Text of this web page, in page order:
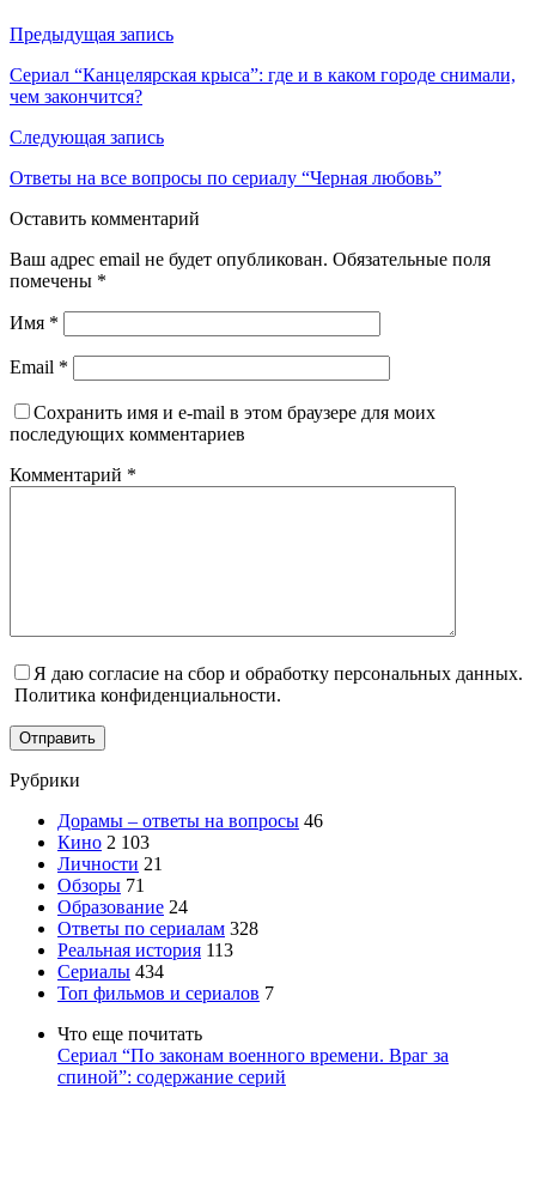
Предыдущая запись
Сериал “Канцелярская крыса”: где и в каком городе снимали,
чем закончится?
Следующая запись
Ответы на все вопросы по сериалу “Черная любовь”
Оставить комментарий
Ваш адрес email не будет опубликован. Обязательные поля
помечены *
Имя *
Email *
Сохранить имя и e-mail в этом браузере для моих
последующих комментариев
Комментарий *
Я даю согласие на сбор и обработку персональных данных.
Политика конфиденциальности.
Отправить
Рубрики
Дорамы – ответы на вопросы 46
Кино 2 103
Личности 21
Обзоры 71
Образование 24
Ответы по сериалам 328
Реальная история 113
Сериалы 434
Топ фильмов и сериалов 7
Что еще почитать
Сериал “По законам военного времени. Враг за
спиной”: содержание серий